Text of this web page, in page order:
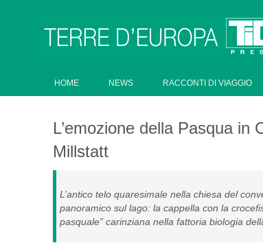
HOME NEWS RACCONTI DI VIAGGIO
L’emozione della Pasqua in
Millstatt
L’antico telo quaresimale nella chiesa del
panoramico sul lago: la cappella con la
pasquale” carinziana nella fattoria biologia